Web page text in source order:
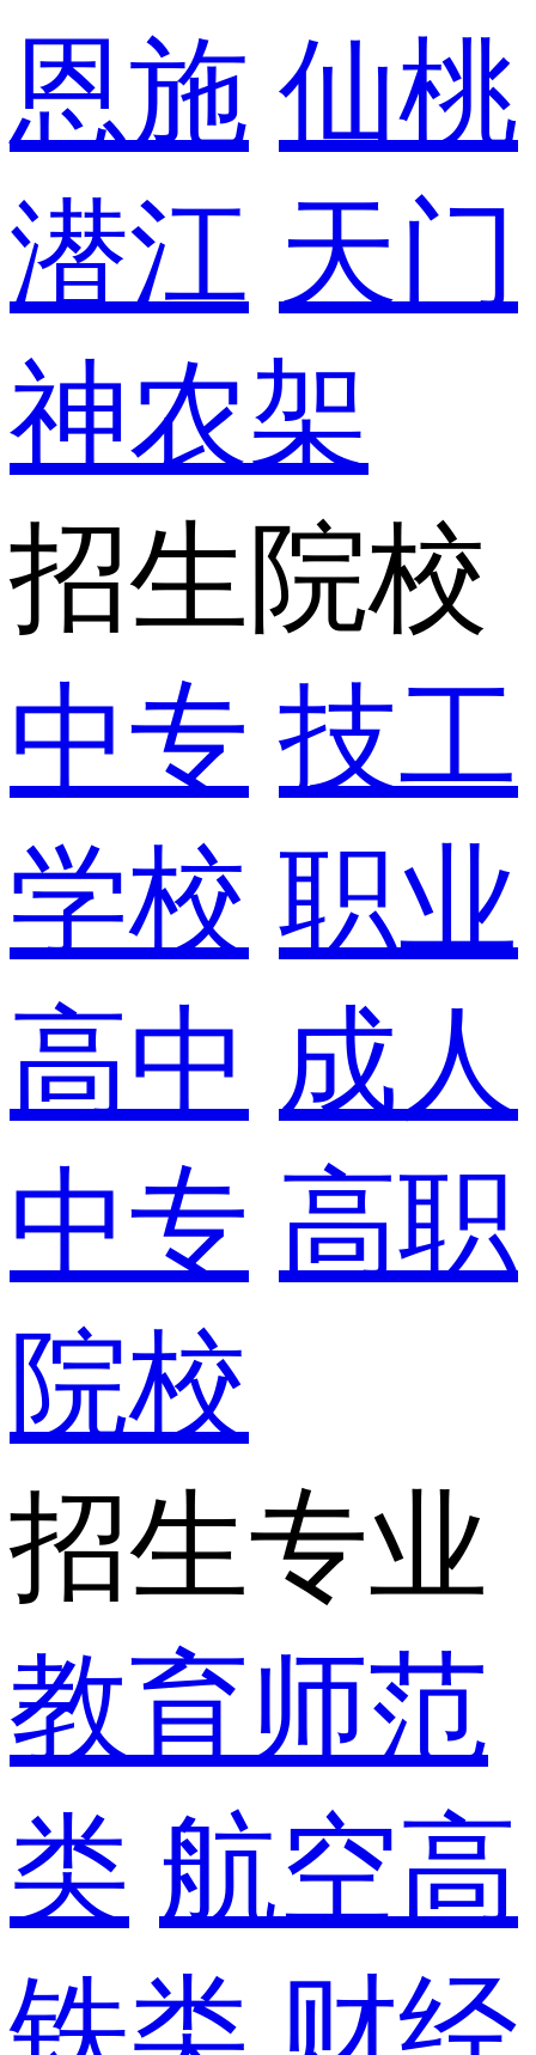
恩施 仙桃
潜江 天门
神农架
招生院校
中专 技工
学校 职业
高中 成人
中专 高职
院校
招生专业
教育师范
类 航空高